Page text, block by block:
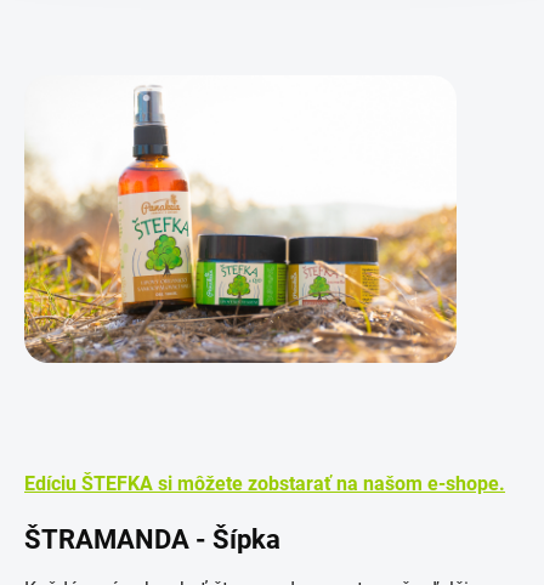
Edíciu ŠTEFKA si môžete zobstarať na našom e-shope.
ŠTRAMANDA - Šípka